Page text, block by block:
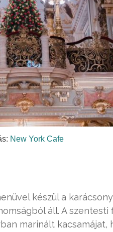
New York Cafe
készül a
áll. A szentesti
marinált kacsamájat,